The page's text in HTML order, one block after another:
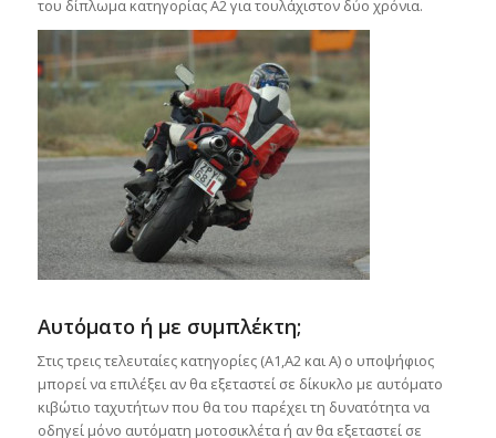
του δίπλωμα κατηγορίας Α2 για τουλάχιστον δύο χρόνια.
Αυτόματο ή με συμπλέκτη;
Στις τρεις τελευταίες κατηγορίες (Α1,Α2 και Α) ο υποψήφιος
μπορεί να επιλέξει αν θα εξεταστεί σε δίκυκλο με αυτόματο
κιβώτιο ταχυτήτων που θα του παρέχει τη δυνατότητα να
οδηγεί μόνο αυτόματη μοτοσικλέτα ή αν θα εξεταστεί σε